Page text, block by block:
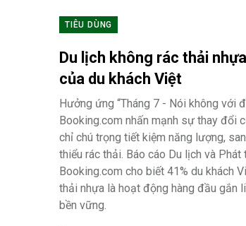
TIÊU DÙNG
Du lịch không rác thải
của du khách Việt
Hưởng ứng “Tháng 7 - Nói không với
Booking.com nhấn mạnh sự thay đổi
chỉ chú trọng tiết kiệm năng lượng,
thiểu rác thải. Báo cáo Du lịch và
Booking.com cho biết 41% du khách
thải nhựa là hoạt động hàng đầu gắn
bền vững.